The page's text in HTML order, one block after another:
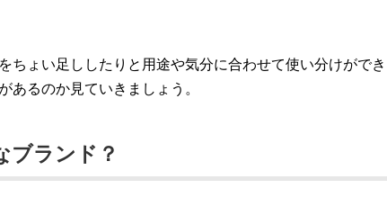
ちょい足ししたりと用途や気分に合わせて使い分けができ
あるのか見ていきましょう。
ブランド？